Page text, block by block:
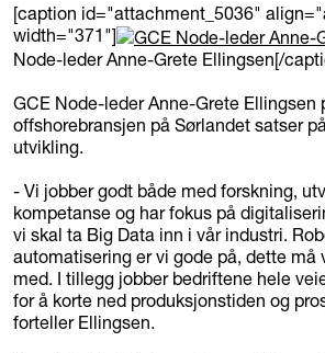
[caption id="attachment_5036"
width="371"]
Node-leder Anne-Grete Ellingsen[/
GCE Node-leder Anne-Grete Ellingsen
offshorebransjen på Sørlandet satser
utvikling.
- Vi jobber godt både med forskning,
kompetanse og har fokus på
vi skal ta Big Data inn i vår industri.
automatisering er vi gode på, dette må
med. I tillegg jobber bedriftene hele
for å korte ned produksjonstiden og
forteller Ellingsen.